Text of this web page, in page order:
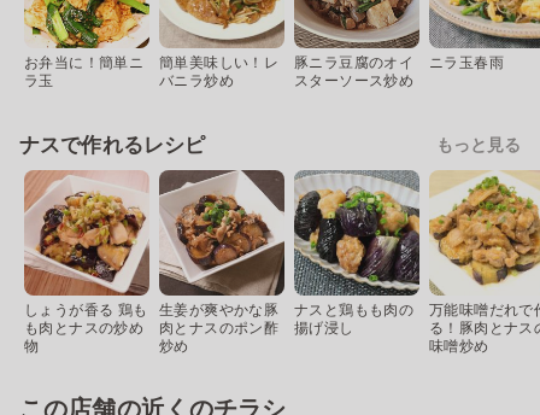
お弁当に！簡単ニ
ラ玉
簡単美味しい！レ
バニラ炒め
豚ニラ豆腐のオイ
スターソース炒め
ニラ玉春雨
ナスで作れるレシピ もっと見る
しょうが香る 鶏も
も肉とナスの炒め
物
生姜が爽やかな豚
肉とナスのポン酢
炒め
ナスと鶏もも肉の
揚げ浸し
万能味噌だれで
る！豚肉とナス
味噌炒め
この店舗の近くのチラシ